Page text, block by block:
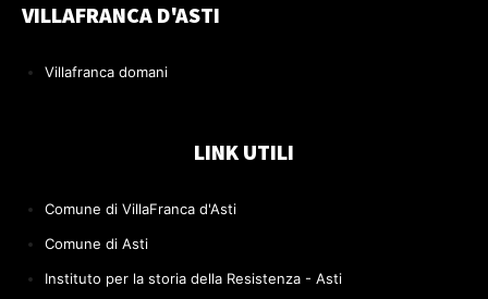
VILLAFRANCA D'ASTI
Villafranca domani
LINK UTILI
Comune di VillaFranca d'Asti
Comune di Asti
Instituto per la storia della Resistenza - Asti